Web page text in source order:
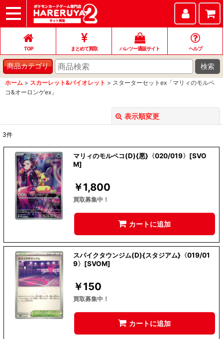
TOP
まとめて買取
ハレツー通販サイト
ヘルプ
お問い合わせ
TOP まとめて買取 ハレツー通販サイト ヘルプ
商品カテゴリ 検索
ホーム > スカーレット&バイオレット > スターターセットex「マリィのモルペ
コ&オーロンゲex」
表示順変更
並び順:
絞り込む
3件
マリィのモルペコ(D){悪}〈020/019〉[SVO
M]
￥1,800
買取募集中！
カートに追加
スパイクタウンジム(D){スタジアム}〈019/01
9〉[SVOM]
￥150
買取募集中！
カートに追加